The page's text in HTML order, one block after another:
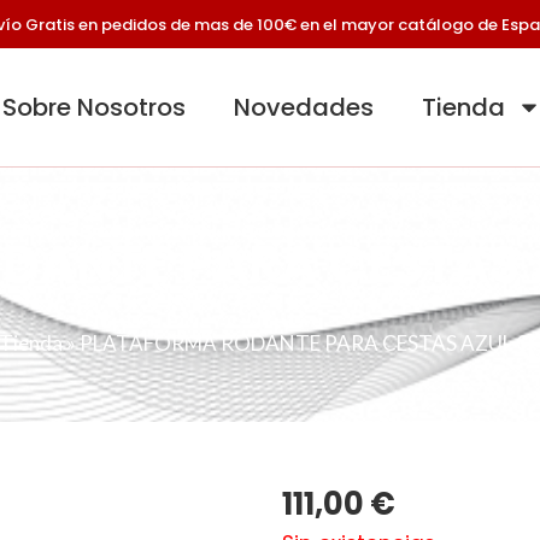
Gratis en pedidos de mas de 100€ en el mayor catálogo de
Sobre Nosotros Novedades Tienda
PARA
Tienda»PLATAFORMA RODANTE PARA CESTAS AZUL
111,00€